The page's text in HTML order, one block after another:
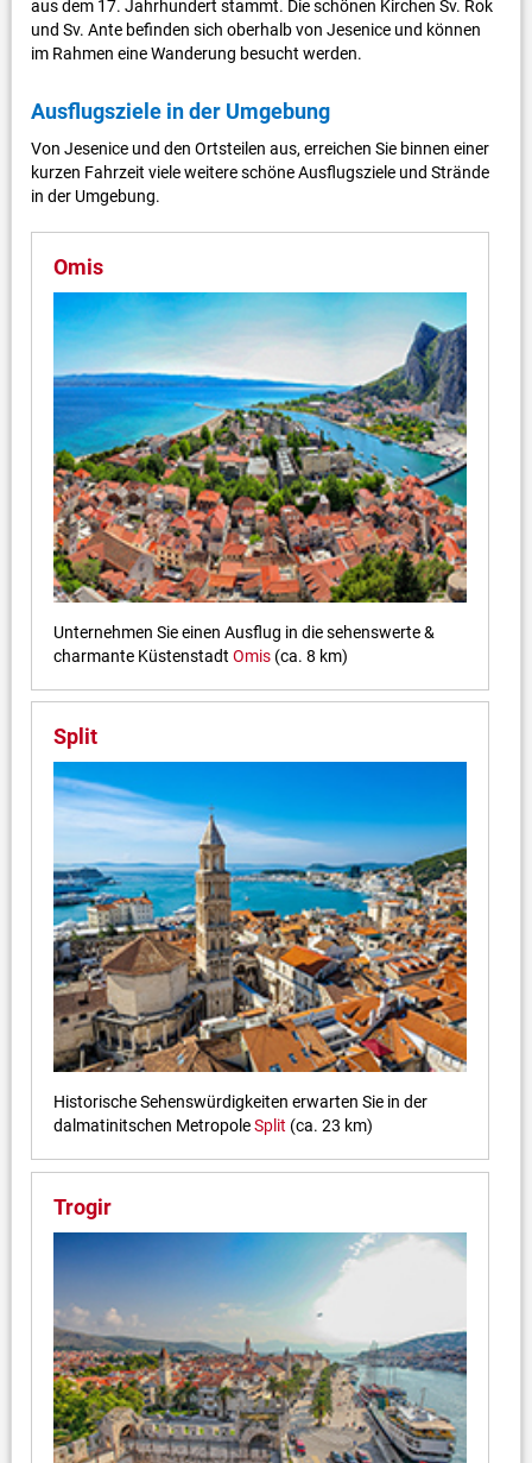
aus dem 17. Jahrhundert stammt. Die schönen Kirchen Sv. Rok
und Sv. Ante befinden sich oberhalb von Jesenice und können
im Rahmen eine Wanderung besucht werden.
Ausflugsziele in der Umgebung
Von Jesenice und den Ortsteilen aus, erreichen Sie binnen einer
kurzen Fahrzeit viele weitere schöne Ausflugsziele und Strände
in der Umgebung.
Omis
Unternehmen Sie einen Ausflug in die sehenswerte &
charmante Küstenstadt Omis(ca. 8 km)
Split
Historische Sehenswürdigkeiten erwarten Sie in der
dalmatinitschen MetropoleSplit (ca. 23 km)
Trogir